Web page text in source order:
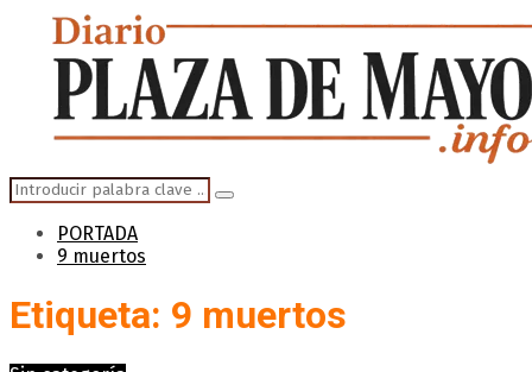
Menu
Search
for:
Search
PORTADA
9 muertos
Etiqueta: 9 muertos